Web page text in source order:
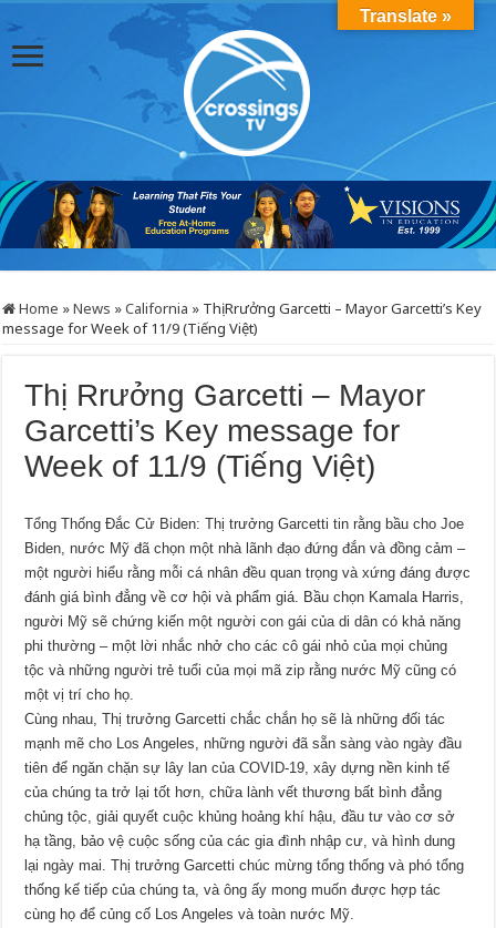
Home »News »California » Thị Rrưởng Garcetti – Mayor Garcetti’s Key
message for Week of 11/9 (Tiếng Việt)
Thị Rrưởng Garcetti – Mayor
Garcetti’s Key message for
Week of 11/9 (Tiếng Việt)
Tổng Thống Đắc Cử Biden: Thị trưởng Garcetti tin rằng bầu cho Joe
Biden, nước Mỹ đã chọn một nhà lãnh đạo đứng đắn và đồng cảm –
một người hiểu rằng mỗi cá nhân đều quan trọng và xứng đáng được
đánh giá bình đẳng về cơ hội và phẩm giá. Bầu chọn Kamala Harris,
người Mỹ sẽ chứng kiến một người con gái của di dân có khả năng
phi thường – một lời nhắc nhở cho các cô gái nhỏ của mọi chủng
tộc và những người trẻ tuổi của mọi mã zip rằng nước Mỹ cũng có
một vị trí cho họ.
Cùng nhau, Thị trưởng Garcetti chắc chắn họ sẽ là những đối tác
mạnh mẽ cho Los Angeles, những người đã sẵn sàng vào ngày đầu
tiên để ngăn chặn sự lây lan của COVID-19, xây dựng nền kinh tế
của chúng ta trở lại tốt hơn, chữa lành vết thương bất bình đẳng
chủng tộc, giải quyết cuộc khủng hoảng khí hậu, đầu tư vào cơ sở
hạ tầng, bảo vệ cuộc sống của các gia đình nhập cư, và hình dung
lại ngày mai. Thị trưởng Garcetti chúc mừng tổng thống và phó tổng
thống kế tiếp của chúng ta, và ông ấy mong muốn được hợp tác
cùng họ để củng cố Los Angeles và toàn nước Mỹ.
Translate »